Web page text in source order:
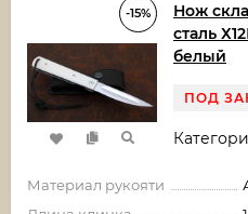
-15%
Нож
сталь
белый
ПОД
Материал рукояти